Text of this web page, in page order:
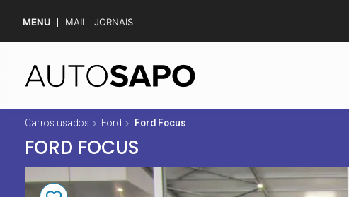
MENU MAIL JORNAIS
Carros usados Ford Ford Focus
FORD FOCUS